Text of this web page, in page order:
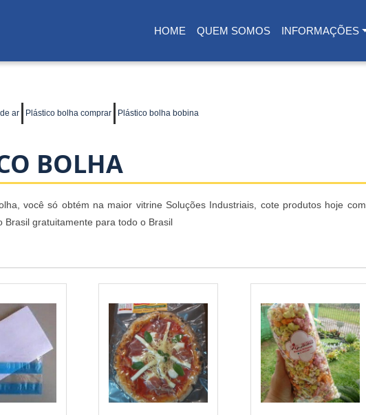
HOME
(CURRENT)
QUEM SOMOS INFORMAÇÕES
ar Plástico bolha comprar Plástico bolha bobina
BOLHA
você só obtém na maior vitrine Soluções Industriais, cote produtos hoje com
gratuitamente para todo o Brasil